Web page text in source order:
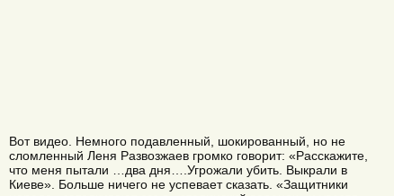
Вот видео. Немного подавленный, шокированный, но не
сломленный Леня Развозжаев громко говорит: «Расскажите,
что меня пытали …два дня….Угрожали убить. Выкрали в
Киеве». Больше ничего не успевает сказать. «Защитники